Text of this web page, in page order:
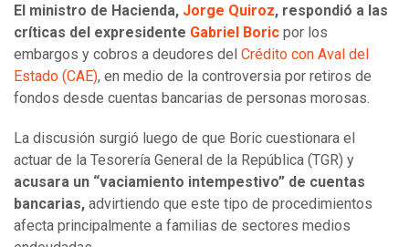
El ministro de Hacienda, Jorge Quiroz, respondió a las
críticas del expresidente Gabriel Boric por los
embargos y cobros a deudores del Crédito con Aval del
Estado (CAE), en medio de la controversia por retiros de
fondos desde cuentas bancarias de personas morosas.
La discusión surgió luego de que Boric cuestionara el
actuar de la Tesorería General de la República (TGR) y
acusara un “vaciamiento intempestivo” de cuentas
bancarias, advirtiendo que este tipo de procedimientos
afecta principalmente a familias de sectores medios